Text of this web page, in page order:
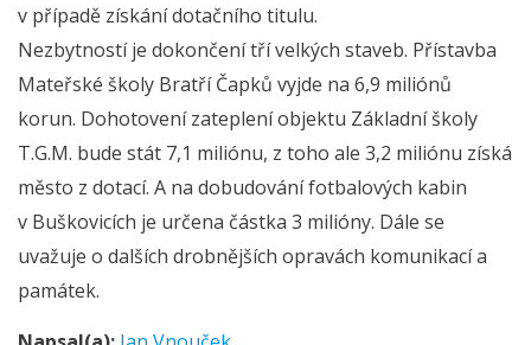
v případě získání dotačního titulu.
Nezbytností je dokončení tří velkých staveb. Přístavba
Mateřské školy Bratří Čapků vyjde na 6,9 miliónů
korun. Dohotovení zateplení objektu Základní školy
T.G.M. bude stát 7,1 miliónu, z toho ale 3,2 miliónu získá
město z dotací. A na dobudování fotbalových kabin
v Buškovicích je určena částka 3 milióny. Dále se
uvažuje o dalších drobnějších opravách komunikací a
památek.